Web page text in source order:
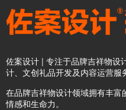
佐案设计 | 专注于品牌吉祥物设
计、文创礼品开发及内容运营服
在品牌吉祥物设计领域拥有丰
情感和生命力。